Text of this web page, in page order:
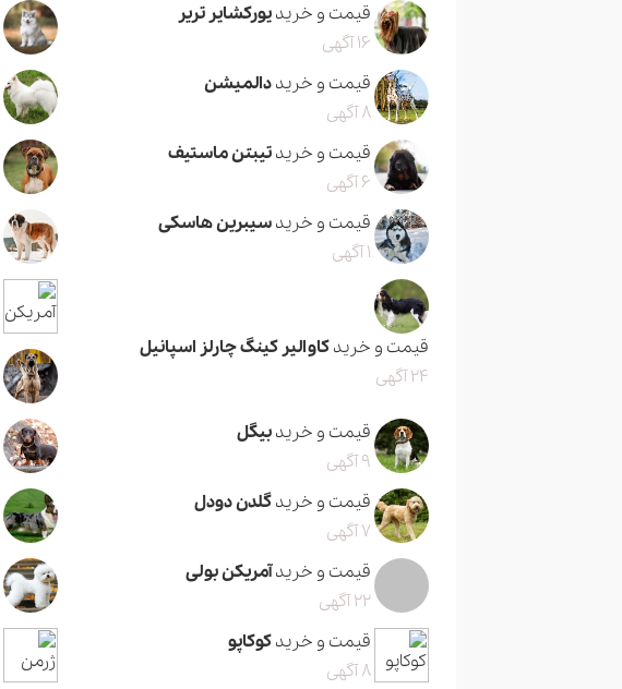
قیمت و خریدیورکشایر تریر
16 آگهی
قیمت و خریددالمیشن
8 آگهی
قیمت و خریدتیبتن ماستیف
6 آگهی
قیمت و خریدسیبرین هاسکی
1 آگهی
قیمت و خریدکاوالیر کینگ چارلز اسپانیل
24 آگهی
قیمت و خریدبیگل
9 آگهی
قیمت و خریدگلدن دودل
7 آگهی
قیمت و خریدآمریکن بولی
22 آگهی
قیمت و خریدکوکاپو
8 آگهی